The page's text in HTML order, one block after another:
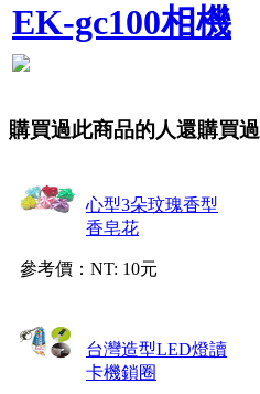
EK-gc100相機
購買過此商品的人還購買過
心型3朵玟瑰香型
香皂花
參考價： NT: 10元
台灣造型LED燈讀
卡機鎖圈